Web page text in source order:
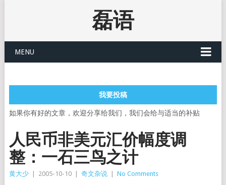
磊语
MENU
我要投稿
如果你有好的文章，欢迎分享给我们，我们会给与适当的补贴
人民币非美元汇价幅度调
整：一石三鸟之计
黄大少 2005-10-10 奇文杂说 No Comments